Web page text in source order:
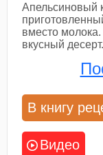
Апельсиновый
вместо
вкусный
В книгу
Видео